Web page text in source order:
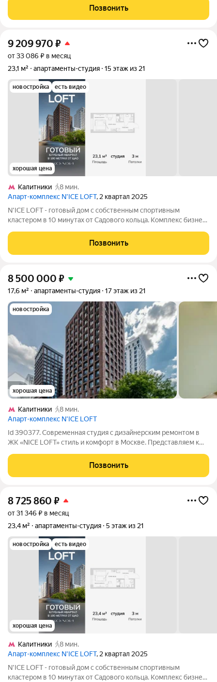
укомплектована качественной мебелью и техникой. -Высокие
потолки (3 метра) и открытый
Позвонить
9 209 970 ₽
от 33 086 ₽ в месяц
23,1 м²
апартаменты-студия 15 этаж из 21
новостройка есть видео
хорошая цена
Калитники
8 мин.
Апарт-комплекс N’ICE LOFT, 2 квартал 2025
N'ICE LOFT - готовый дом с собственным спортивным
кластером в 10 минутах от Садового кольца. Комплекс бизнес-
компания КОЛДИ, представляет собой знаковое жилое
пространство, на территории которого
Позвонить
8 500 000 ₽
17,6 м² апартаменты-студия 17 этаж из 21
новостройка
хорошая цена
Калитники
8 мин.
Апарт-комплекс N’ICE LOFT
Id 390377. Современная студия с дизайнерским ремонтом в
ЖК «NICE LOFT» стиль и комфорт в Москве. Представляем к
созданном для активной и комфортной городской жизни. Это
пространство, где
Позвонить
8 725 860 ₽
от 31 346 ₽ в месяц
23,4 м²
апартаменты-студия 5 этаж из 21
новостройка есть видео
хорошая цена
Калитники
8 мин.
Апарт-комплекс N’ICE LOFT, 2 квартал 2025
N'ICE LOFT - готовый дом с собственным спортивным
кластером в 10 минутах от Садового кольца. Комплекс бизнес-